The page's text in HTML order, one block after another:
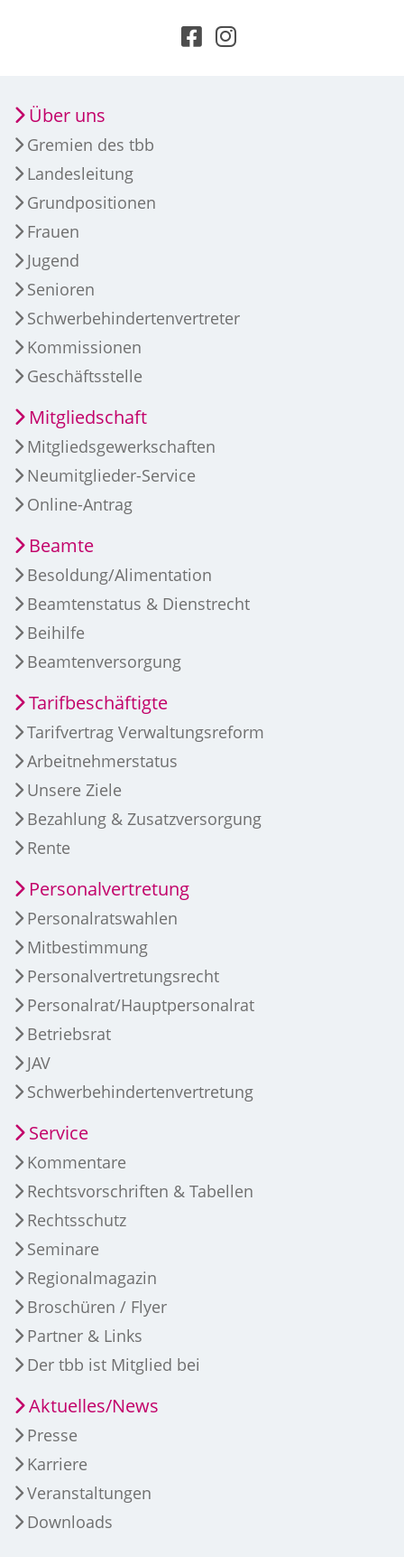
Über uns
Gremien des tbb
Landesleitung
Grundpositionen
Frauen
Jugend
Senioren
Schwerbehindertenvertreter
Kommissionen
Geschäftsstelle
Mitgliedschaft
Mitgliedsgewerkschaften
Neumitglieder-Service
Online-Antrag
Beamte
Besoldung/Alimentation
Beamtenstatus & Dienstrecht
Beihilfe
Beamtenversorgung
Tarifbeschäftigte
Tarifvertrag Verwaltungsreform
Arbeitnehmerstatus
Unsere Ziele
Bezahlung & Zusatzversorgung
Rente
Personalvertretung
Personalratswahlen
Mitbestimmung
Personalvertretungsrecht
Personalrat/Hauptpersonalrat
Betriebsrat
JAV
Schwerbehindertenvertretung
Service
Kommentare
Rechtsvorschriften & Tabellen
Rechtsschutz
Seminare
Regionalmagazin
Broschüren / Flyer
Partner & Links
Der tbb ist Mitglied bei
Aktuelles/News
Presse
Karriere
Veranstaltungen
Downloads